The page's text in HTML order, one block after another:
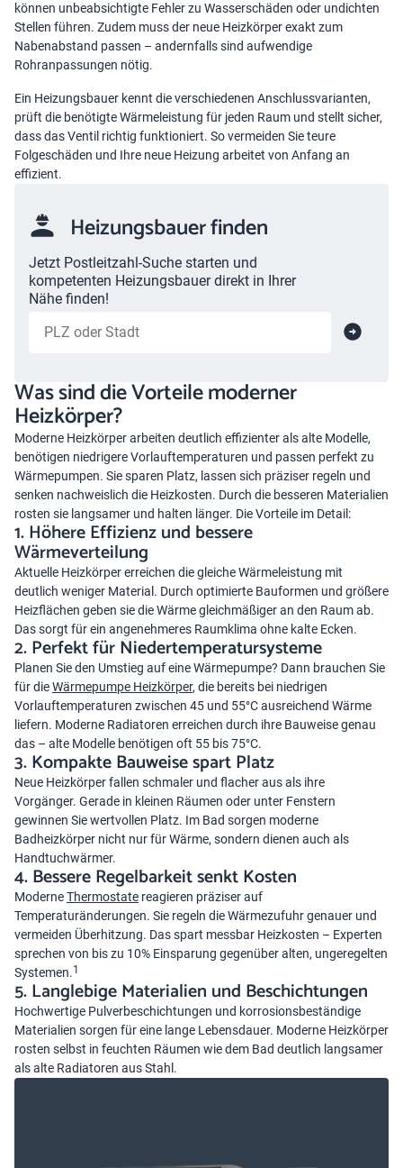
können unbeabsichtigte Fehler zu Wasserschäden oder undichten
Stellen führen. Zudem muss der neue Heizkörper exakt zum
Nabenabstand passen – andernfalls sind aufwendige
Rohranpassungen nötig.
Ein Heizungsbauer kennt die verschiedenen Anschlussvarianten,
prüft die benötigte Wärmeleistung für jeden Raum und stellt sicher,
dass das Ventil richtig funktioniert. So vermeiden Sie teure
Folgeschäden und Ihre neue Heizung arbeitet von Anfang an
effizient.
Heizungsbauer finden
Jetzt Postleitzahl-Suche starten und
kompetenten Heizungsbauer direkt in Ihrer
Nähe finden!
Was sind die Vorteile moderner
Heizkörper?
Moderne Heizkörper arbeiten deutlich effizienter als alte Modelle,
benötigen niedrigere Vorlauftemperaturen und passen perfekt zu
Wärmepumpen. Sie sparen Platz, lassen sich präziser regeln und
senken nachweislich die Heizkosten. Durch die besseren Materialien
rosten sie langsamer und halten länger. Die Vorteile im Detail:
1. Höhere Effizienz und bessere
Wärmeverteilung
Aktuelle Heizkörper erreichen die gleiche Wärmeleistung mit
deutlich weniger Material. Durch optimierte Bauformen und größere
Heizflächen geben sie die Wärme gleichmäßiger an den Raum ab.
Das sorgt für ein angenehmeres Raumklima ohne kalte Ecken.
2. Perfekt für Niedertemperatursysteme
Planen Sie den Umstieg auf eine Wärmepumpe? Dann brauchen Sie
für dieWärmepumpe Heizkörper, die bereits bei niedrigen
Vorlauftemperaturen zwischen 45 und 55°C ausreichend Wärme
liefern. Moderne Radiatoren erreichen durch ihre Bauweise genau
das – alte Modelle benötigen oft 55 bis 75°C.
3. Kompakte Bauweise spart Platz
Neue Heizkörper fallen schmaler und flacher aus als ihre
Vorgänger. Gerade in kleinen Räumen oder unter Fenstern
gewinnen Sie wertvollen Platz. Im Bad sorgen moderne
Badheizkörper nicht nur für Wärme, sondern dienen auch als
Handtuchwärmer.
4. Bessere Regelbarkeit senkt Kosten
ModerneThermostate reagieren präziser auf
Temperaturänderungen. Sie regeln die Wärmezufuhr genauer und
vermeiden Überhitzung. Das spart messbar Heizkosten – Experten
sprechen von bis zu 10% Einsparung gegenüber alten, ungeregelten
Systemen.1
5. Langlebige Materialien und Beschichtungen
Hochwertige Pulverbeschichtungen und korrosionsbeständige
Materialien sorgen für eine lange Lebensdauer. Moderne Heizkörper
rosten selbst in feuchten Räumen wie dem Bad deutlich langsamer
als alte Radiatoren aus Stahl.